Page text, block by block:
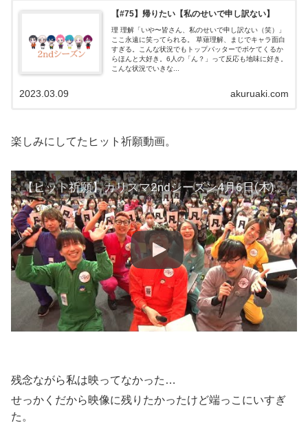
【#75】帰りたい【私のせいで申し訳ない】
理 理解「いや〜皆さん、私のせいで申し訳ない（笑）」
ここ永遠に笑ってられる。 草薙理解、まじでキャラ面白
すぎる。こんな状況でもトップバッターでボケてくるか
らほんと大好き。6人の「ん？」って反応も地味に好き。
こんな状況でいきな...
akuruaki.com
2023.03.09
楽しみにしてたヒット祈願動画。
【ヒット祈願】カリスマ2ndシーズン4月6日(木)開始！
残念ながら私は映ってなかった…
せっかくだから映像に残りたかったけど端っこにいすぎ
た。